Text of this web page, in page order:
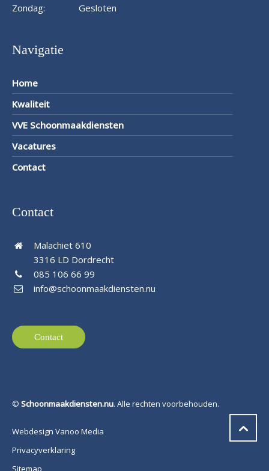
Zondag:
Gesloten
Navigatie
Home
Kwaliteit
VVE Schoonmaakdiensten
Vacatures
Contact
Contact
Malachiet 610
3316 LD Dordrecht
085 106 66 99
info@schoonmaakdiensten.nu
Contact
© Schoonmaakdiensten.nu. Alle rechten voorbehouden.
Webdesign Vanoo Media
Privacyverklaring
Sitemap